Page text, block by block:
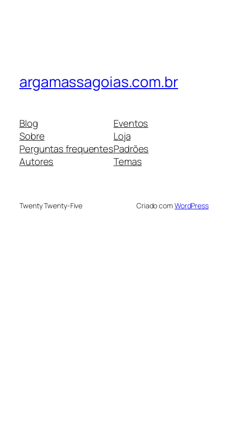
argamassagoias.com.br
Blog
Sobre
Perguntas frequentes
Autores
Eventos
Loja
Padrões
Temas
Twenty Twenty-Five Criado com WordPress